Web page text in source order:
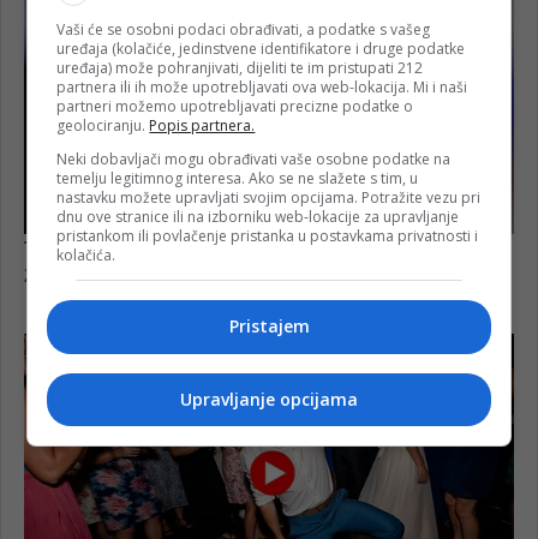
Vaši će se osobni podaci obrađivati, a podatke s vašeg
uređaja (kolačiće, jedinstvene identifikatore i druge podatke
uređaja) može pohranjivati, dijeliti te im pristupati 212
partnera ili ih može upotrebljavati ova web-lokacija. Mi i naši
partneri možemo upotrebljavati precizne podatke o
geolociranju. Popis partnera.
Neki dobavljači mogu obrađivati vaše osobne podatke na
temelju legitimnog interesa. Ako se ne slažete s tim, u
nastavku možete upravljati svojim opcijama. Potražite vezu pri
dnu ove stranice ili na izborniku web-lokacije za upravljanje
pristankom ili povlačenje pristanka u postavkama privatnosti i
kolačića.
Pristajem
Upravljanje opcijama